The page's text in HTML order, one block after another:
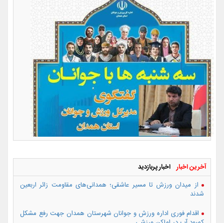
آخرین اخبار اخبار پربازدید
از میدان ورزش تا مسیر عاشقی؛ همدانی‌های مقاومت زائر اربعین
شدند
اقدام فوری اداره ورزش و جوانان شهرستان همدان جهت رفع مشکل